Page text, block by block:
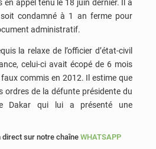
en appel tenu le 18 juin dernier. Il a
soit condamné à 1 an ferme pour
administratif.
la relaxe de l’officier d’état-civil
celui-ci avait écopé de 6 mois
commis en 2012. Il estime que
ordres de la défunte présidente du
Dakar qui lui a présenté une
sur notre chaîne WHATSAPP